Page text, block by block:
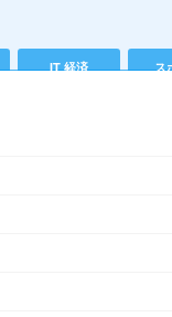
IT 経済 ス